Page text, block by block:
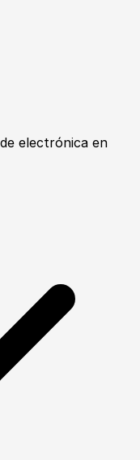
electrónica en